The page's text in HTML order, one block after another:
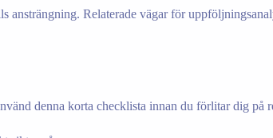
Relaterade vägar för
denna korta checklista innan du förlitar dig på